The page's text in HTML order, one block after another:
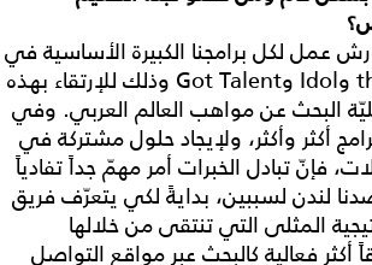
عمل لكل برامجنا الكبيرة الأساسية في
mbc مثل the Voice وIdol وGot Talent وذلك للإرتقاء بهذه
البحث عن مواهب العالم العربي. وفي
أكثر وأكثر، ولإيجاد حلول مشتركة في
فإنّ تبادل الخبرات أمر مهمّ جداً تفادياً
لندن لسببين، بدايةً لكي يتعرّف فريق
المثلى التي تنتقى من خلالها
أكثر فعالية كالبحث عبر مواقع التواصل